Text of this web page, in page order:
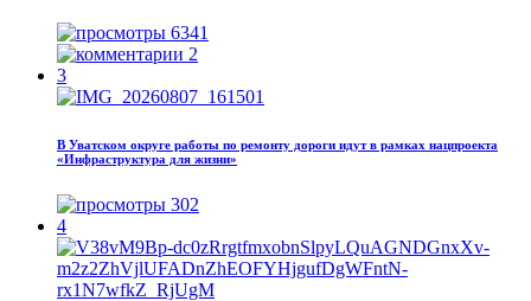
6341
2
3
В Уватском округе работы по ремонту дороги идут в рамках нацпроекта
«Инфраструктура для жизни»
302
4